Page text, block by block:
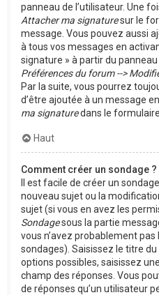
panneau de l’utilisateur. Une
Attacher ma signaturesur le
message. Vous pouvez aussi
à tous vos messages en
signature » à partir du
Préférences du forum -->
Par la suite, vous pourrez
d’être ajoutée à un message
ma signaturedans le
Haut
Comment créer un sondage ?
Il est facile de créer un
nouveau sujet ou la
sujet (si vous en avez les
Sondagesous la partie
vous n’avez probablement pas
sondages). Saisissez le titre
options possibles, saisissez
champ des réponses. Vous
de réponses qu’un utilisateur